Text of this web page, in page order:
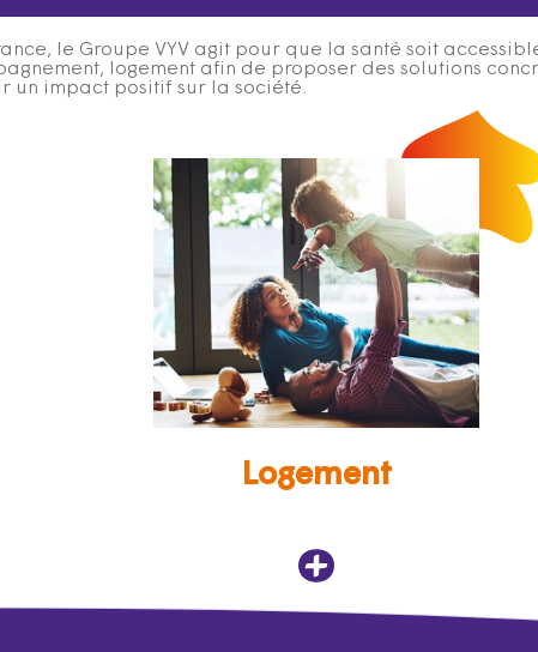
le Groupe VYV agit pour que la santé soit accessible
logement afin de proposer des solutions
un impact positif sur la société.
Logement